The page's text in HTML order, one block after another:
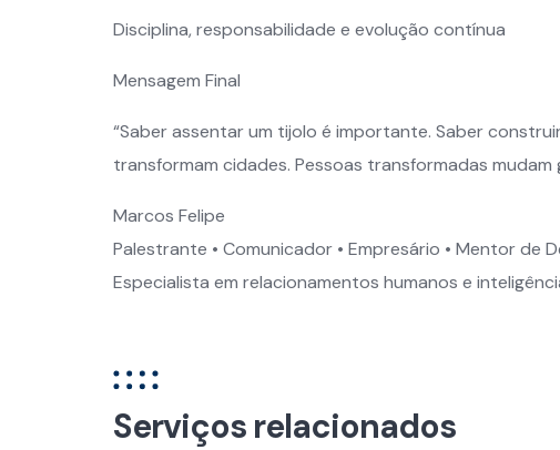
Disciplina, responsabilidade e evolução contínua
Mensagem Final
“Saber assentar um tijolo é importante. Saber
transformam cidades. Pessoas transformadas mudam
Marcos Felipe
Palestrante • Comunicador • Empresário • Mentor de
Especialista em relacionamentos humanos e
Serviços relacionados